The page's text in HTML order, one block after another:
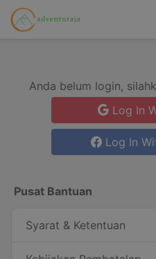
Anda belum login,
Log In
Log In
Pusat Bantuan
Syarat & Ketentuan